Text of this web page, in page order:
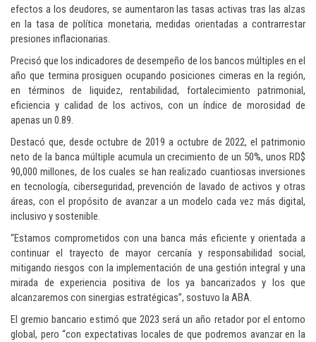
efectos a los deudores, se aumentaron las tasas activas tras las alzas
en la tasa de política monetaria, medidas orientadas a contrarrestar
presiones inflacionarias.
Precisó que los indicadores de desempeño de los bancos múltiples en el
año que termina prosiguen ocupando posiciones cimeras en la región,
en términos de liquidez, rentabilidad, fortalecimiento patrimonial,
eficiencia y calidad de los activos, con un índice de morosidad de
apenas un 0.89.
Destacó que, desde octubre de 2019 a octubre de 2022, el patrimonio
neto de la banca múltiple acumula un crecimiento de un 50%, unos RD$
90,000 millones, de los cuales se han realizado cuantiosas inversiones
en tecnología, ciberseguridad, prevención de lavado de activos y otras
áreas, con el propósito de avanzar a un modelo cada vez más digital,
inclusivo y sostenible.
“Estamos comprometidos con una banca más eficiente y orientada a
continuar el trayecto de mayor cercanía y responsabilidad social,
mitigando riesgos con la implementación de una gestión integral y una
mirada de experiencia positiva de los ya bancarizados y los que
alcanzaremos con sinergias estratégicas”, sostuvo la ABA.
El gremio bancario estimó que 2023 será un año retador por el entorno
global, pero “con expectativas locales de que podremos avanzar en la